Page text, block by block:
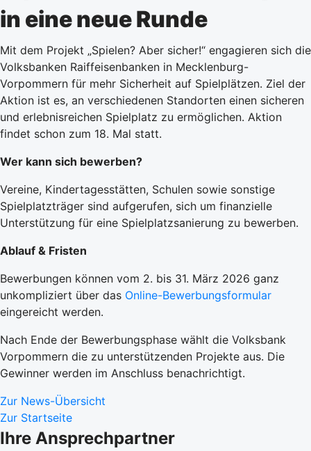
in eine neue Runde
Mit dem Projekt „Spielen? Aber sicher!“ engagieren sich die
Volksbanken Raiffeisenbanken in Mecklenburg-
Vorpommern für mehr Sicherheit auf Spielplätzen. Ziel der
Aktion ist es, an verschiedenen Standorten einen sicheren
und erlebnisreichen Spielplatz zu ermöglichen. Aktion
findet schon zum 18. Mal statt.
Wer kann sich bewerben?
Vereine, Kindertagesstätten, Schulen sowie sonstige
Spielplatzträger sind aufgerufen, sich um finanzielle
Unterstützung für eine Spielplatzsanierung zu bewerben.
Ablauf & Fristen
Bewerbungen können vom 2. bis 31. März 2026 ganz
unkompliziert über das Online-Bewerbungsformular
eingereicht werden.
Nach Ende der Bewerbungsphase wählt die Volksbank
Vorpommern die zu unterstützenden Projekte aus. Die
Gewinner werden im Anschluss benachrichtigt.
Zur News-Übersicht
Zur Startseite
Ihre Ansprechpartner